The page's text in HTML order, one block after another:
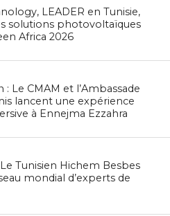
LEADER en Tunisie,
solutions photovoltaïques
Africa 2026
: Le CMAM et l’Ambassade
lancent une expérience
à Ennejma Ezzahra
Tunisien Hichem Besbes
mondial d’experts de